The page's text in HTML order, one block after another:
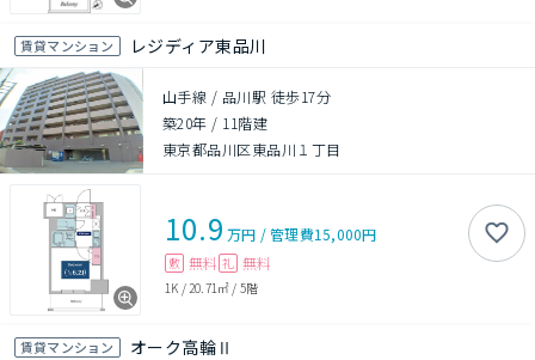
賃貸マンション レジディア東品川
山手線 / 品川駅 徒歩17分
築20年 / 11階建
東京都品川区東品川１丁目
10.9 万円 /管理費15,000円
敷 無料 礼 無料
1K / 20.71㎡ / 5階
賃貸マンション オーク高輪Ⅱ